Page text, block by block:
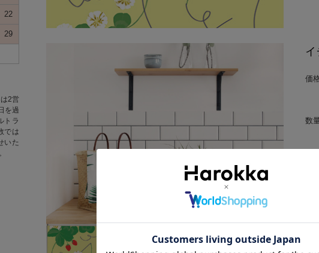
価
数
22
29
2営
を過
トラ
では
いた